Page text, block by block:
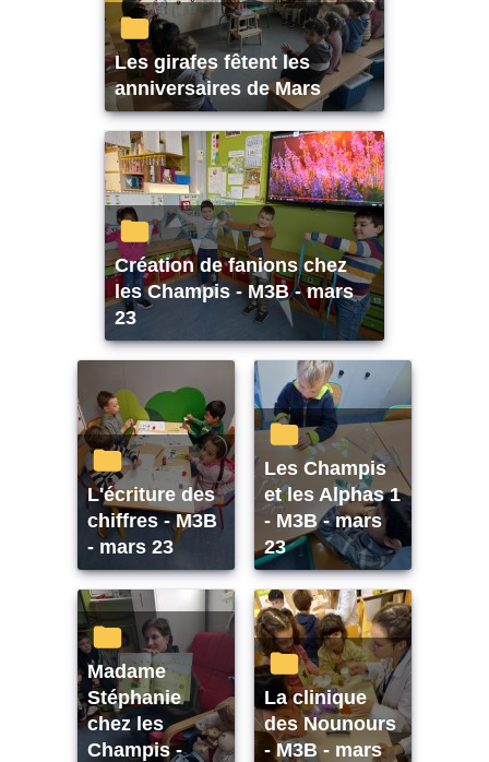
Les girafes fêtent les
anniversaires de Mars
Création de fanions chez
les Champis - M3B - mars
23
L'écriture des
chiffres - M3B
- mars 23
Les Champis
et les Alphas 1
- M3B - mars
23
Madame
Stéphanie
chez les
Champis -
La clinique
des Nounours
- M3B - mars